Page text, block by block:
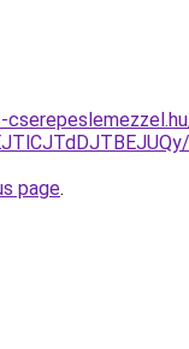
page.